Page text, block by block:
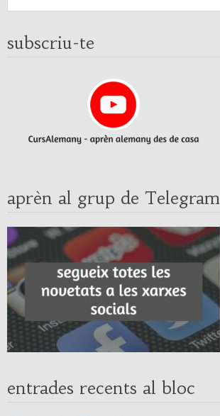
subscriu-te
aprèn al grup de Telegram
entrades recents al bloc